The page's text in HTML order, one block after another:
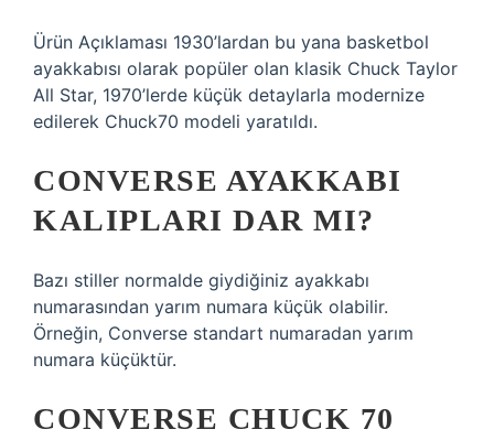
Ürün Açıklaması 1930’lardan bu yana basketbol
ayakkabısı olarak popüler olan klasik Chuck Taylor
All Star, 1970’lerde küçük detaylarla modernize
edilerek Chuck70 modeli yaratıldı.
CONVERSE AYAKKABI
KALIPLARI DAR MI?
Bazı stiller normalde giydiğiniz ayakkabı
numarasından yarım numara küçük olabilir.
Örneğin, Converse standart numaradan yarım
numara küçüktür.
CONVERSE CHUCK 70